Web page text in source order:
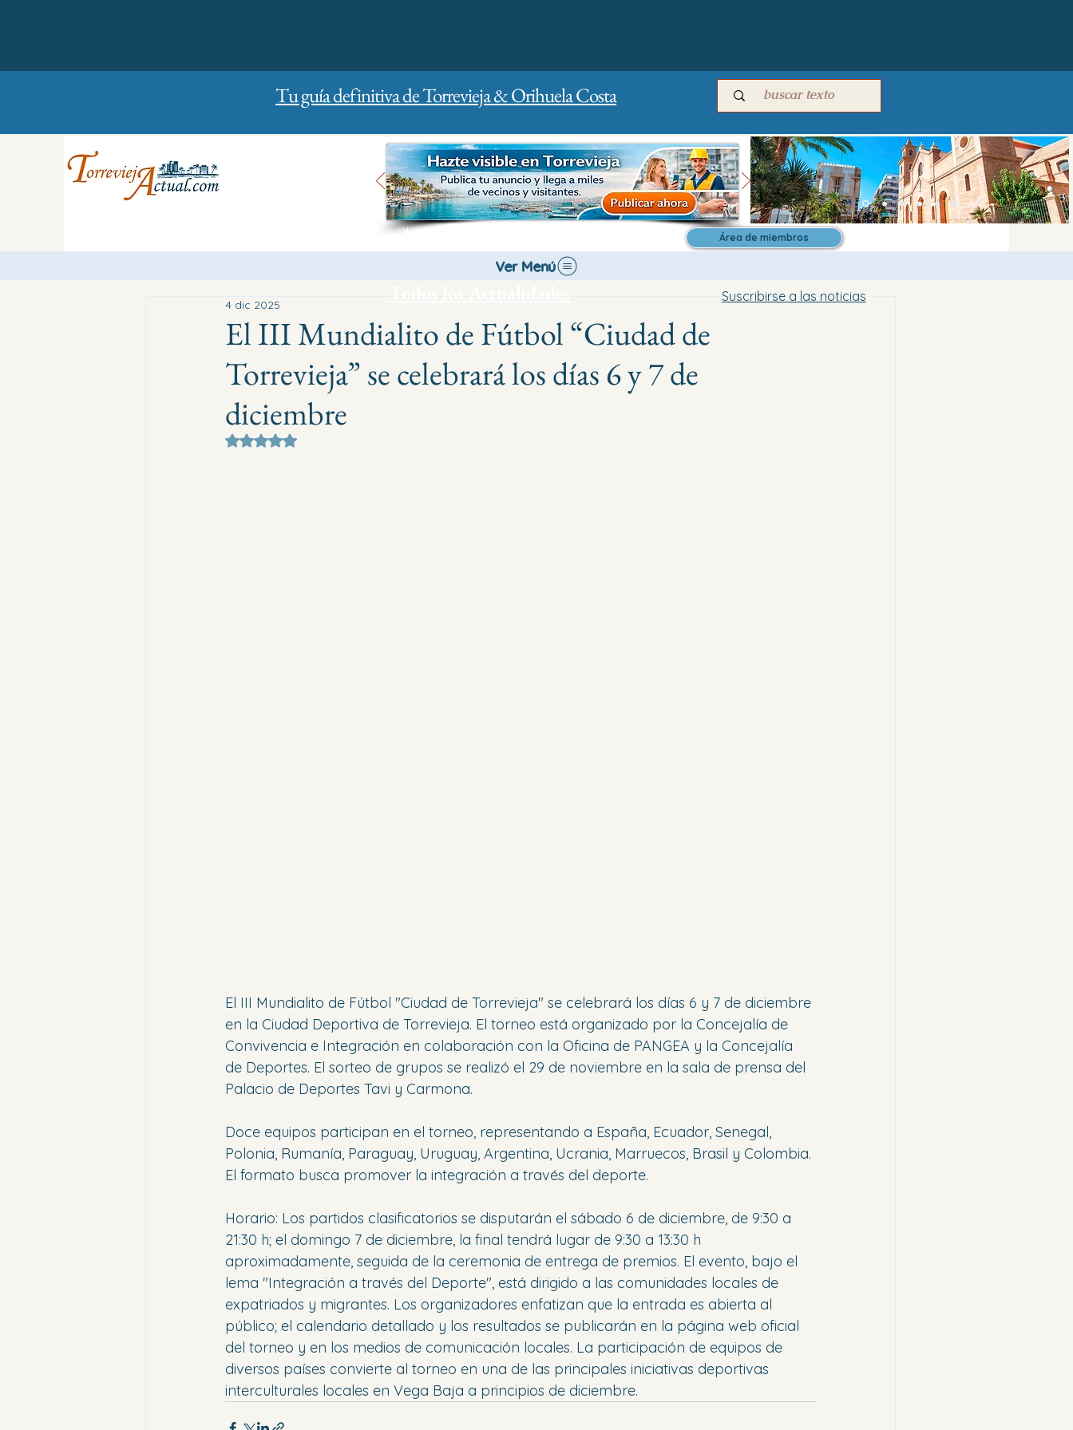
Tu guía definitiva de Torrevieja & Orihuela Costa
Área de miembros
Ver Menú
El III Mundialito de Fútbol “Ciudad de
Torrevieja” se celebrará los días 6 y 7 de
diciembre
4 dic 2025
Obtuvo NaN de 5 estrellas.
El III Mundialito de Fútbol "Ciudad de Torrevieja" se celebrará los días 6 y 7 de diciembre
en la Ciudad Deportiva de Torrevieja. El torneo está organizado por la Concejalía de
Convivencia e Integración en colaboración con la Oficina de PANGEA y la Concejalía
de Deportes. El sorteo de grupos se realizó el 29 de noviembre en la sala de prensa del
Palacio de Deportes Tavi y Carmona.
Doce equipos participan en el torneo, representando a España, Ecuador, Senegal,
Polonia, Rumanía, Paraguay, Uruguay, Argentina, Ucrania, Marruecos, Brasil y Colombia.
El formato busca promover la integración a través del deporte.
Horario: Los partidos clasificatorios se disputarán el sábado 6 de diciembre, de 9:30 a
21:30 h; el domingo 7 de diciembre, la final tendrá lugar de 9:30 a 13:30 h
aproximadamente, seguida de la ceremonia de entrega de premios. El evento, bajo el
lema "Integración a través del Deporte", está dirigido a las comunidades locales de
expatriados y migrantes. Los organizadores enfatizan que la entrada es abierta al
público; el calendario detallado y los resultados se publicarán en la página web oficial
del torneo y en los medios de comunicación locales. La participación de equipos de
diversos países convierte al torneo en una de las principales iniciativas deportivas
interculturales locales en Vega Baja a principios de diciembre.
Todos los Actualidades Suscribirse a las noticias